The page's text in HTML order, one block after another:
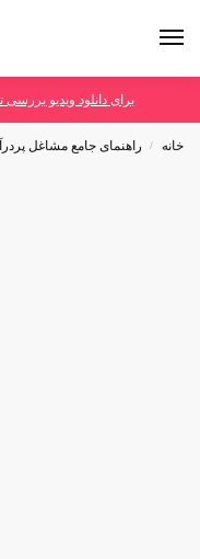
برای دانلود ویدیو
خانه / راهنمای جامع مشاغل